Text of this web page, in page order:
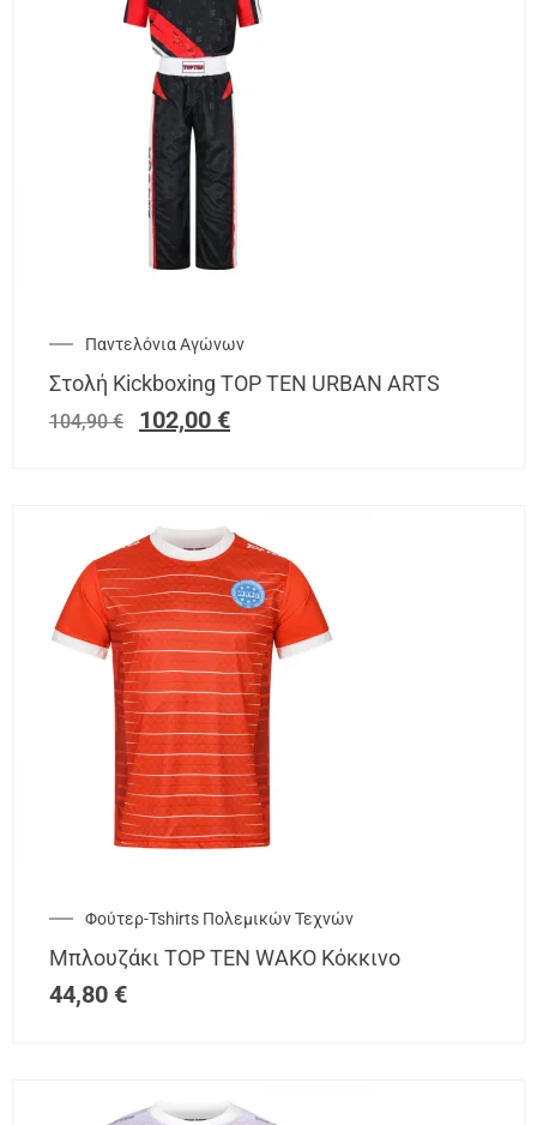
Παντελόνια Αγώνων
Στολή Kickboxing TOP TEN URBAN ARTS
104,90€ 102,00 €
Φούτερ-Tshirts Πολεμικών Τεχνών
Μπλουζάκι TOP TEN WAKO Κόκκινο
44,80 €